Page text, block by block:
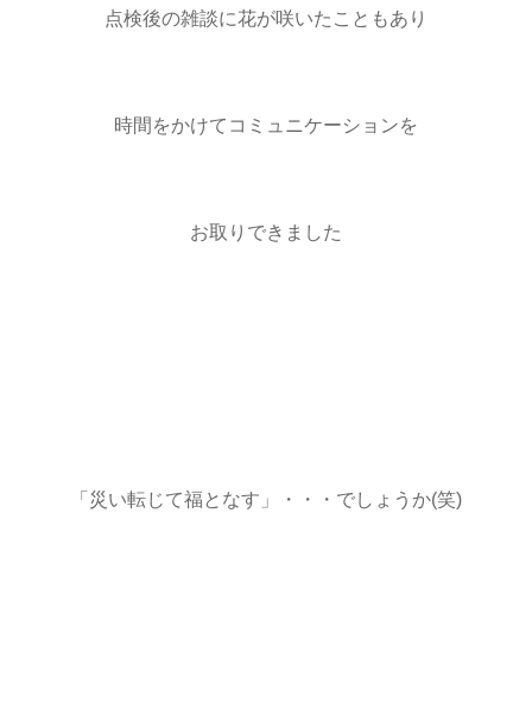
点検後の雑談に花が咲いたこともあり
時間をかけてコミュニケーションを
お取りできました
「災い転じて福となす」・・・でしょうか(笑)